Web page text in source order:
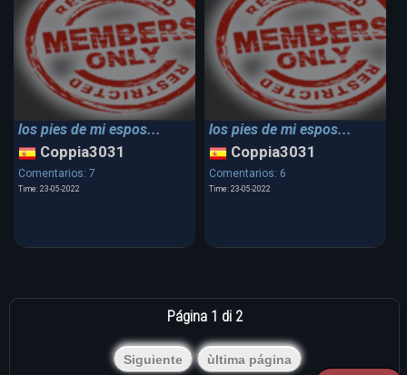
los pies de mi espos...
Coppia3031
Comentarios: 7
Time: 23-05-2022
los pies de mi espos...
Coppia3031
Comentarios: 6
Time: 23-05-2022
Página 1 di 2
Siguiente ùltima página